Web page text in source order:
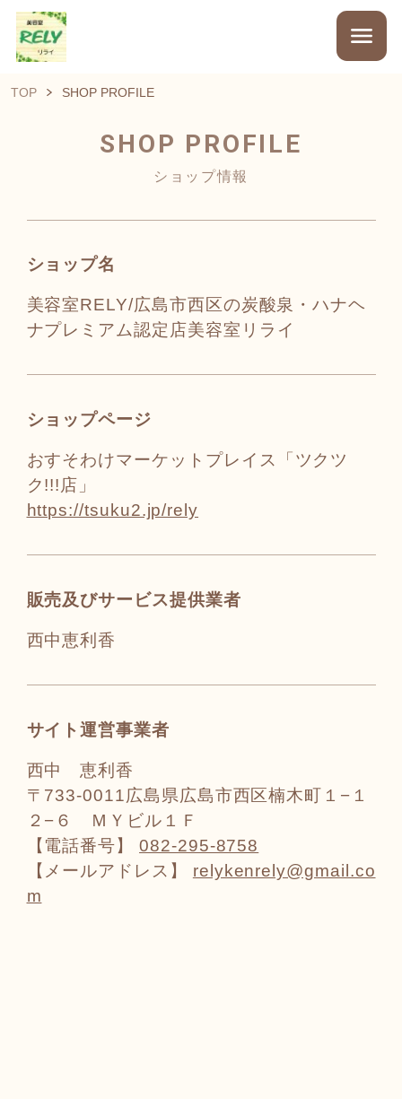
TOP SHOP PROFILE
SHOP PROFILE
ショップ情報
ショップ名
美容室RELY/広島市西区の炭酸泉・ハナヘ
ナプレミアム認定店美容室リライ
ショップページ
おすそわけマーケットプレイス「ツクツ
ク!!!店」
https://tsuku2.jp/rely
販売及びサービス提供業者
西中恵利香
サイト運営事業者
西中 恵利香
〒733-0011広島県広島市西区楠木町１−１
２−６ ＭＹビル１Ｆ
【電話番号】082-295-8758
【メールアドレス】 relykenrely@gmail.co
m